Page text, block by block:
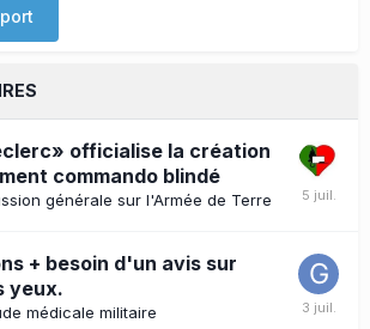
officialise la création
commando blindé
générale sur l'Armée de Terre
+ besoin d'un avis sur
yeux.
médicale militaire